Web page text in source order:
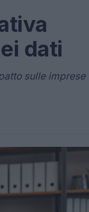
dati
sulle imprese